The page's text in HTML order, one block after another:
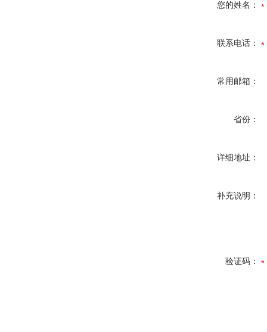
您的姓名：
联系电话：
常用邮箱：
省份：
详细地址：
补充说明：
验证码：